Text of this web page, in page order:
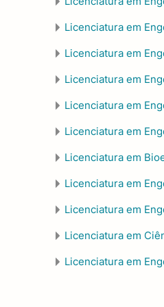
Licenciatura em
Licenciatura em
Licenciatura em
Licenciatura em
Licenciatura em
Licenciatura em
Licenciatura em
Licenciatura em
Licenciatura em
Licenciatura em